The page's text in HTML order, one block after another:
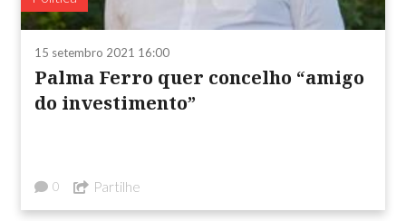
15 setembro 2021 16:00
Palma Ferro quer concelho “amigo
do investimento”
0 Partilhe